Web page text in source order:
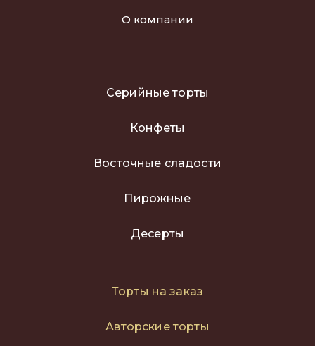
О компании
Серийные торты
Конфеты
Восточные сладости
Пирожные
Десерты
Торты на заказ
Авторские торты